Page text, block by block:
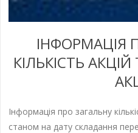
ІНФОРМАЦІЯ
КІЛЬКІСТЬ
Інформація про загальну
станом на дату складання